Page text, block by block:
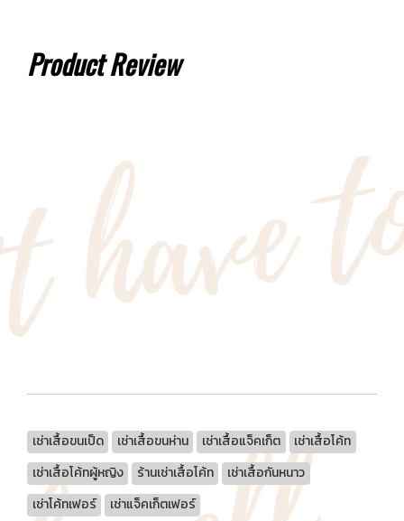
Product Review
เช่าเสื้อขนเป็ด เช่าเสื้อขนห่าน เช่าเสื้อแจ็คเก็ต
เช่าเสื้อโค้ท
เช่าเสื้อโค้ทผู้หญิง
ร้านเช่าเสื้อโค้ท
เช่าเสื้อกันหนาว
เช่าโค้ทเฟอร์
เช่าแจ็คเก็ตเฟอร์